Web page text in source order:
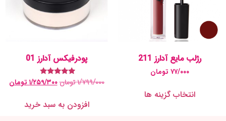
رژلب مایع آدارز 211
۷۷/۰۰۰ تومان
انتخاب گزینه ها
پودرفیکس آدارز 01
نمره
5.00
۱/۷۹۹/۰۰۰تومان۱/۲۵۹/۳۰۰تومان
افزودن به سبد خرید